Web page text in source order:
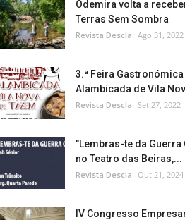
Odemira volta a
Terras Sem Sombra
Revista Descla Ago 31, 2022
3.ª Feira Gastronómica
Alambicada de Vila
Revista Descla Set 27, 2022
"Lembras-te da Guerra
no Teatro das Beiras,...
Revista Descla Out 21, 2024
IV Congresso